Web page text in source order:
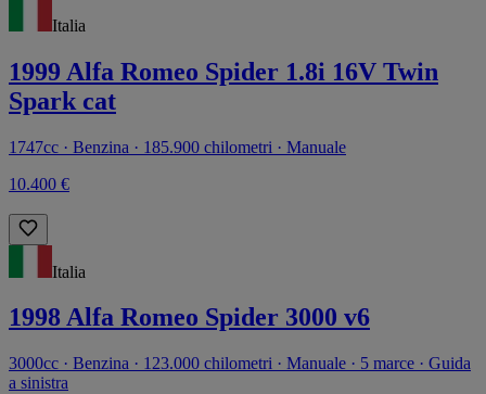
Italia
1999 Alfa Romeo Spider 1.8i 16V Twin
Spark cat
1747cc · Benzina · 185.900 chilometri · Manuale
10.400 €
Italia
1998 Alfa Romeo Spider 3000 v6
3000cc · Benzina · 123.000 chilometri · Manuale · 5 marce · Guida
a sinistra